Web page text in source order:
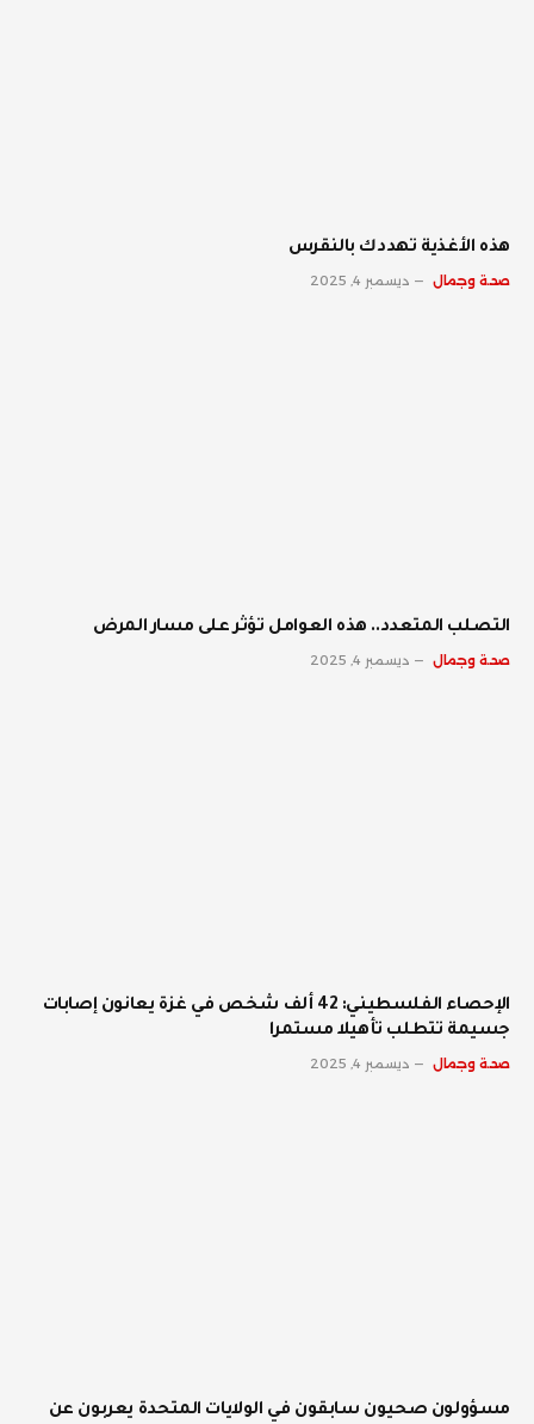
‫هذه الأغذية تهددك بالنقرس
صحة وجمال ديسمبر 4, 2025
‫التصلب المتعدد.. هذه العوامل تؤثر على مسار المرض
صحة وجمال ديسمبر 4, 2025
الإحصاء الفلسطيني: 42 ألف شخص في غزة يعانون إصابات
جسيمة تتطلب تأهيلا مستمرا
صحة وجمال ديسمبر 4, 2025
مسؤولون صحيون سابقون في الولايات المتحدة يعربون عن